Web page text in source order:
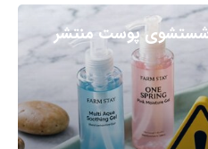
شستشوی پوست منتشر